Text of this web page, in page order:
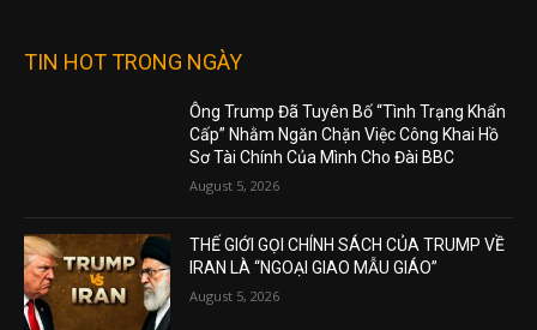
TIN HOT TRONG NGÀY
Ông Trump Đã Tuyên Bố “Tình Trạng Khẩn
Cấp” Nhằm Ngăn Chặn Việc Công Khai Hồ
Sơ Tài Chính Của Mình Cho Đài BBC
August 5, 2026
THẾ GIỚI GỌI CHÍNH SÁCH CỦA TRUMP VỀ
IRAN LÀ “NGOẠI GIAO MẪU GIÁO”
August 5, 2026